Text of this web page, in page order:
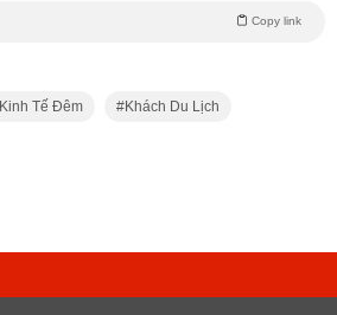
Copy link
Kinh Tế Đêm Khách Du Lịch